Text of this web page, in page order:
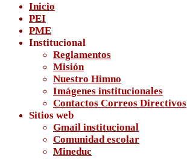
Menu
Inicio
PEI
PME
Institucional
Reglamentos
Misión
Nuestro Himno
Imágenes institucionales
Contactos Correos Directivos
Sitios web
Gmail institucional
Comunidad escolar
Mineduc